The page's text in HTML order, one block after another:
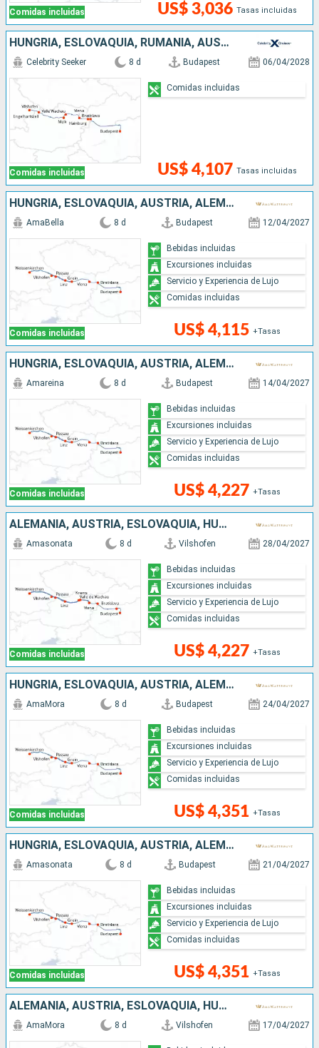
Comidas incluidas US$ 3,036 Tasas incluidas
HUNGRÍA, ESLOVAQUIA, RUMANIA, AUSTRIA, ALEMANIA
Comidas incluidas
Celebrity Seeker 8 d Budapest 06/04/2028
US$ 4,107 Tasas incluidas
Comidas incluidas
HUNGRÍA, ESLOVAQUIA, AUSTRIA, ALEMANIA
Comidas incluidas
AmaBella 8 d Budapest 12/04/2027
US$ 4,115 +Tasas
Bebidas incluidas
Excursiones incluidas
Servicio y Experiencia de Lujo
Comidas incluidas
HUNGRÍA, ESLOVAQUIA, AUSTRIA, ALEMANIA
Comidas incluidas
Amareina 8 d Budapest 14/04/2027
US$ 4,227 +Tasas
Bebidas incluidas
Excursiones incluidas
Servicio y Experiencia de Lujo
Comidas incluidas
ALEMANIA, AUSTRIA, ESLOVAQUIA, HUNGRÍA
Comidas incluidas
Amasonata 8 d Vilshofen 28/04/2027
US$ 4,227 +Tasas
Bebidas incluidas
Excursiones incluidas
Servicio y Experiencia de Lujo
Comidas incluidas
HUNGRÍA, ESLOVAQUIA, AUSTRIA, ALEMANIA
Comidas incluidas
AmaMora 8 d Budapest 24/04/2027
US$ 4,351 +Tasas
Bebidas incluidas
Excursiones incluidas
Servicio y Experiencia de Lujo
Comidas incluidas
HUNGRÍA, ESLOVAQUIA, AUSTRIA, ALEMANIA
Comidas incluidas
Amasonata 8 d Budapest 21/04/2027
US$ 4,351 +Tasas
Bebidas incluidas
Excursiones incluidas
Servicio y Experiencia de Lujo
Comidas incluidas
ALEMANIA, AUSTRIA, ESLOVAQUIA, HUNGRÍA
AmaMora 8 d Vilshofen 17/04/2027